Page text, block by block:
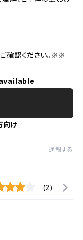
確認ください。※※
向け
通報する
(2)